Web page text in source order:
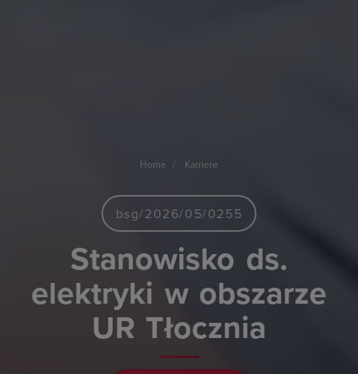
Home Karriere
bsg/2026/05/0255
Stanowisko ds.
elektryki w obszarze
UR Tłocznia